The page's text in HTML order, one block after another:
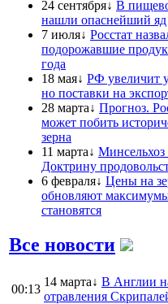
24 сентября↓ В
нашли опаснейший яд
7 июля↓ Росстат
подорожавшие
года
18 мая↓ РФ увеличит
но поставки на
28 марта↓ Прогноз.
может побить
зерна
11 марта↓ Минсельхоз
Доктрину
6 февраля↓ Цены на
обновляют
становятся
Все новости
00:13
14 марта↓ В Англии
отравления